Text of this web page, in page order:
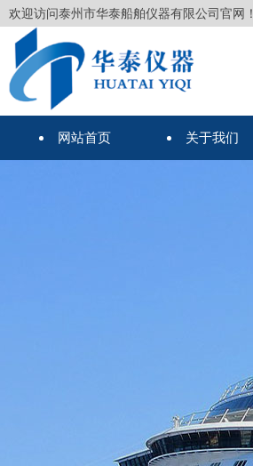
欢迎访问泰州市华泰船舶仪器有限公司官网！
网站首页 关于我们